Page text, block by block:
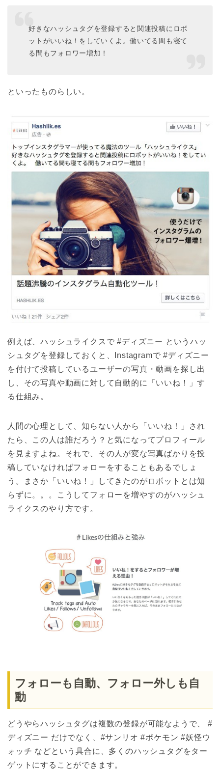
好きなハッシュタグを登録すると関連投稿にロボ
ットがいいね！をしていくよ。働いてる間も寝て
る間もフォロワー増加！
といったものらしい。
例えば、ハッシュライクスで #ディズニー というハッ
シュタグを登録しておくと、Instagramで #ディズニー
を付けて投稿しているユーザーの写真・動画を探し出
し、その写真や動画に対して自動的に「いいね！」す
る仕組み。
人間の心理として、知らない人から「いいね！」され
たら、この人は誰だろう？と気になってプロフィール
を見ますよね。それで、その人が変な写真ばかりを投
稿していなければフォローをすることもあるでしょ
う。まさか「いいね！」してきたのがロボットとは知
らずに。。。こうしてフォローを増やすのがハッシュ
ライクスのやり方です。
フォローも自動、フォロー外しも自
動
どうやらハッシュタグは複数の登録が可能なようで、 #
ディズニー だけでなく、#サンリオ #ポケモン #妖怪ウ
ォッチ などという具合に、多くのハッシュタグをター
ゲットにすることができます。